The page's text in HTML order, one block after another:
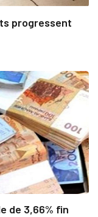
progressent
de 3,66% fin